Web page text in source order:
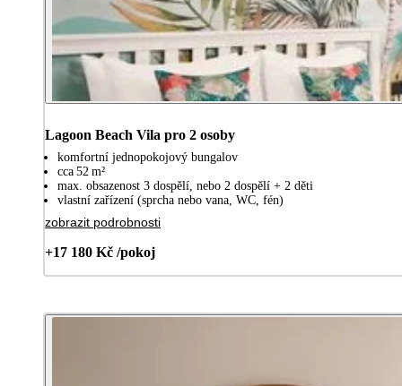
Lagoon Beach Vila pro 2 osoby
komfortní jednopokojový bungalov
cca 52 m²
max. obsazenost 3 dospělí, nebo 2 dospělí + 2 děti
vlastní zařízení (sprcha nebo vana, WC, fén)
zobrazit podrobnosti
+17 180 Kč /pokoj